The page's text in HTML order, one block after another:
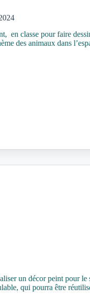
en classe pour faire
des animaux dans
un décor peint pour le
qui pourra être